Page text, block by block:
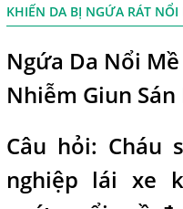
KHIẾN DA BỊ NGỨA RÁT NỔI
Ngứa Da Nổi
Nhiễm Giun Sán
Câu hỏi: Cháu
nghiệp lái xe